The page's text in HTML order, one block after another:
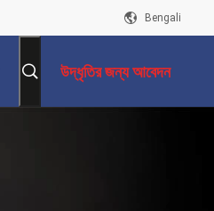
Bengali
উদ্ধৃতির জন্য আবেদন